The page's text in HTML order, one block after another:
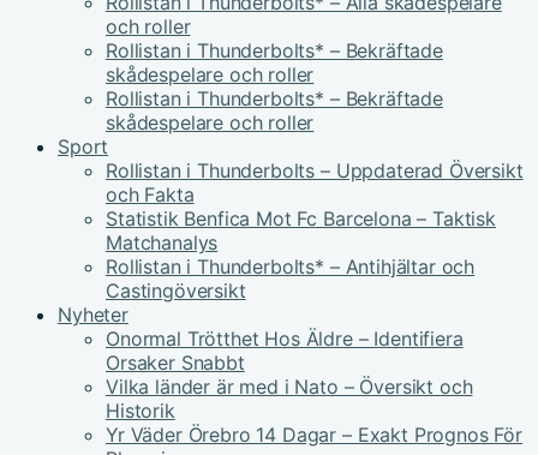
och roller
Rollistan i Thunderbolts* – Bekräftade
skådespelare och roller
Rollistan i Thunderbolts* – Bekräftade
skådespelare och roller
Sport
Rollistan i Thunderbolts – Uppdaterad Översikt
och Fakta
Statistik Benfica Mot Fc Barcelona – Taktisk
Matchanalys
Rollistan i Thunderbolts* – Antihjältar och
Castingöversikt
Nyheter
Onormal Trötthet Hos Äldre – Identifiera
Orsaker Snabbt
Vilka länder är med i Nato – Översikt och
Historik
Yr Väder Örebro 14 Dagar – Exakt Prognos För